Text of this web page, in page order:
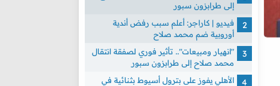
إلى طرابزون سبور
فيديو | كاراجر: أعلم سبب رفض أندية
أوروبية ضم محمد صلاح
"انهيار ومبيعات".. تأثير فوري لصفقة انتقال
محمد صلاح إلى طرابزون سبور
الأهلي يفوز على بترول أسيوط بثنائية في